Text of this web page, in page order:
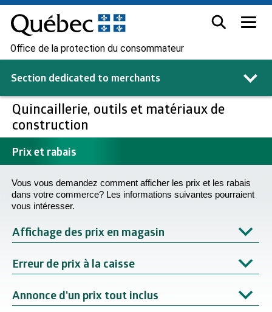
Office de la protection du consommateur
Section dedicated to merchants
Quincaillerie, outils et matériaux de
construction
Prix et rabais
Vous vous demandez comment afficher les prix et les rabais
dans votre commerce? Les informations suivantes pourraient
vous intéresser.
Affichage des prix en magasin
Erreur de prix à la caisse
Annonce d'un prix tout inclus